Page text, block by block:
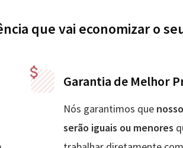
que vai economizar o
Garantia de Melhor
Nós garantimos que
serão iguais ou menores